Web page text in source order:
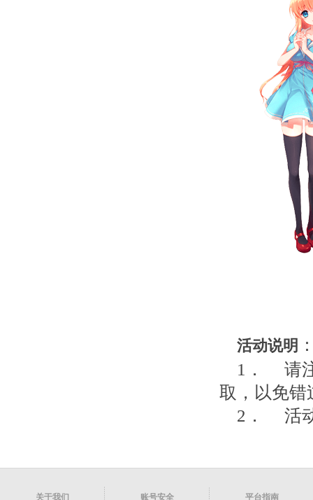
活动说明
1． 请注
取，以免错
2． 活动
关于我们
账号安全
平台指南